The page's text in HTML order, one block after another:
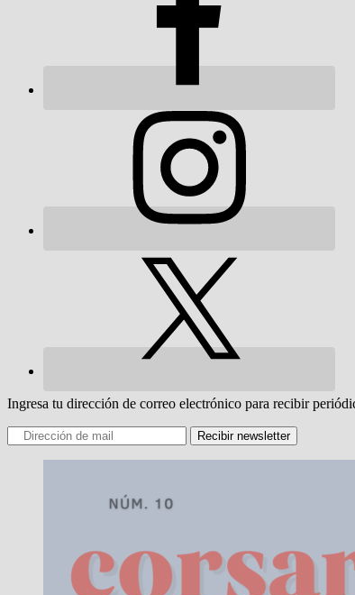
Ingresa tu dirección de correo electrónico para recibir
Recibir newsletter